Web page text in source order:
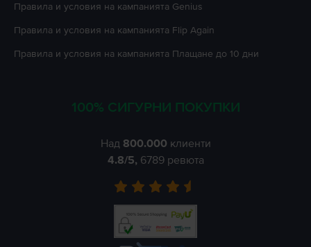
Правила и условия на кампанията Genius
Правила и условия на кампанията Flip Again
Правила и условия на кампанията Плащане до 10 дни
100% СИГУРНИ ПОКУПКИ
Над 800.000 клиенти
4.8/5, 6789 ревюта